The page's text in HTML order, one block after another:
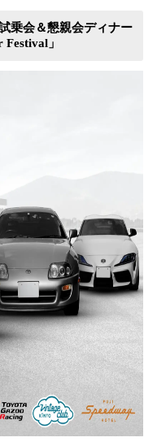
乗会＆懇親会ディナー
」